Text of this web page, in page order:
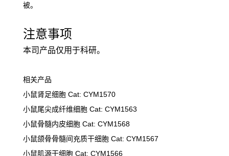
被。
注意事项
本司产品仅用于科研。
相关产品
小鼠肾足细胞 Cat: CYM1570
小鼠尾尖成纤维细胞 Cat: CYM1563
小鼠骨髓内皮细胞 Cat: CYM1568
小鼠颌骨骨髓间充质干细胞 Cat: CYM1567
小鼠肌源干细胞 Cat: CYM1566